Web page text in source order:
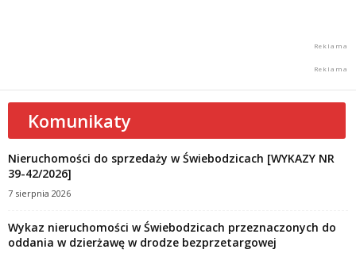
Komunikaty
Nieruchomości do sprzedaży w Świebodzicach [WYKAZY NR
39-42/2026]
7 sierpnia 2026
Wykaz nieruchomości w Świebodzicach przeznaczonych do
oddania w dzierżawę w drodze bezprzetargowej